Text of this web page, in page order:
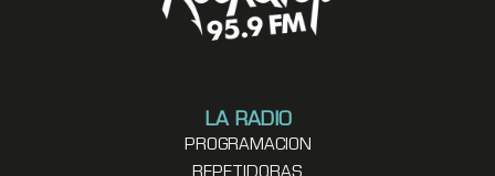
LA RADIO
PROGRAMACION